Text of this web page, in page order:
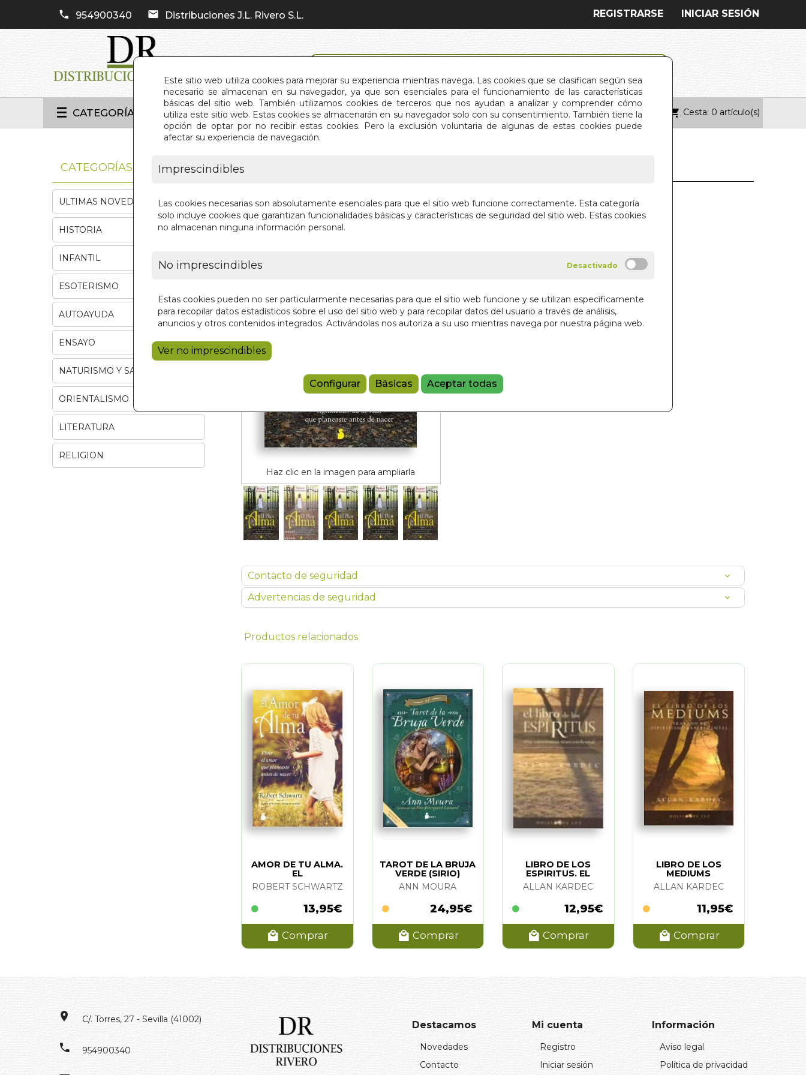
Este sitio web utiliza cookies para mejorar su experiencia mientras navega. Las cookies que se clasifican según sea
necesario se almacenan en su navegador, ya que son esenciales para el funcionamiento de las características
básicas del sitio web. También utilizamos cookies de terceros que nos ayudan a analizar y comprender cómo
utiliza este sitio web. Estas cookies se almacenarán en su navegador solo con su consentimiento. También tiene la
opción de optar por no recibir estas cookies. Pero la exclusión voluntaria de algunas de estas cookies puede
afectar su experiencia de navegación.
Imprescindibles
Las cookies necesarias son absolutamente esenciales para que el sitio web funcione correctamente. Esta categoría
solo incluye cookies que garantizan funcionalidades básicas y características de seguridad del sitio web. Estas cookies
no almacenan ninguna información personal.
No imprescindibles
Estas cookies pueden no ser particularmente necesarias para que el sitio web funcione y se utilizan específicamente
para recopilar datos estadísticos sobre el uso del sitio web y para recopilar datos del usuario a través de análisis,
anuncios y otros contenidos integrados. Activándolas nos autoriza a su uso mientras navega por nuestra página web.
Ver no imprescindibles
Configurar Básicas Aceptar todas
954900340 Distribuciones J.L. Rivero S.L. INICIAR SESIÓN
REGISTRARSE
CATEGORÍAS INICIO QUIÉNES SOMOS CONTACTO Cesta: 0 artículo(s)
Haz clic en la imagen para ampliarla
PLAN DE TU ALMA. EL
ROBERT SCHWARTZ
Añadir a la cesta
Contacto de seguridad
Advertencias de seguridad
Productos relacionados
AMOR DE TU ALMA.
EL
ROBERT SCHWARTZ
13,95€
Comprar
TAROT DE LA BRUJA
VERDE (SIRIO)
ANN MOURA
24,95€
Comprar
LIBRO DE LOS
ESPIRITUS. EL
ALLAN KARDEC
12,95€
Comprar
LIBRO DE LOS
MEDIUMS
ALLAN KARDEC
11,95€
Comprar
CATEGORÍAS
ULTIMAS NOVEDADES
HISTORIA
INFANTIL
ESOTERISMO
AUTOAYUDA
ENSAYO
NATURISMO Y SALUD
ORIENTALISMO
LITERATURA
RELIGION
C/. Torres, 27 - Sevilla (41002)
954900340
Destacamos
Novedades
Contacto
Mi cuenta
Registro
Iniciar sesión
Información
Aviso legal
Política de privacidad